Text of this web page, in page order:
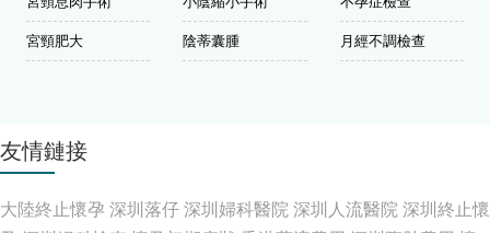
宮頸肥大
陰蒂囊腫
月經不調檢查
友情鏈接
大陸終止懷孕 深圳落仔深圳婦科醫院深圳人流醫院深圳終止懷